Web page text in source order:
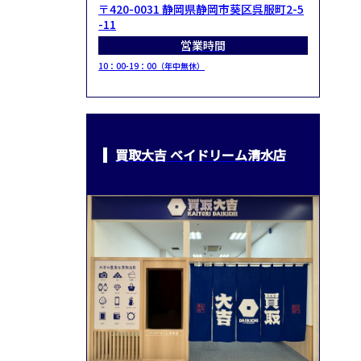
〒420-0031 静岡県静岡市葵区呉服町2-5
-11
営業時間
10：00-19：00（年中無休）
買取大吉 ベイドリーム清水店